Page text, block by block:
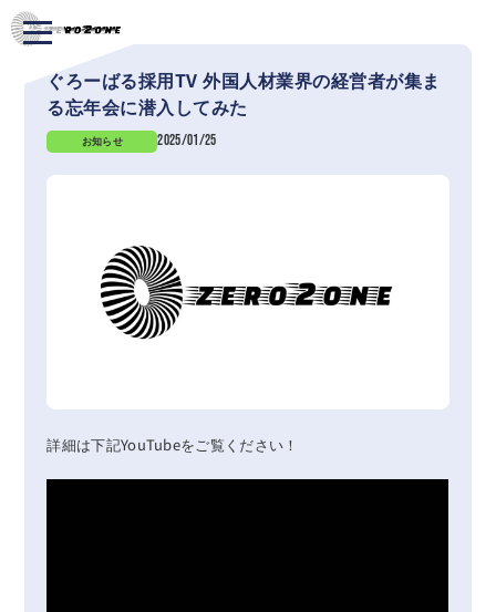
ぐろーばる採用TV 外国人材業界の経営者が集ま
る忘年会に潜入してみた
お知らせ 2025/01/25
詳細は下記YouTubeをご覧ください！